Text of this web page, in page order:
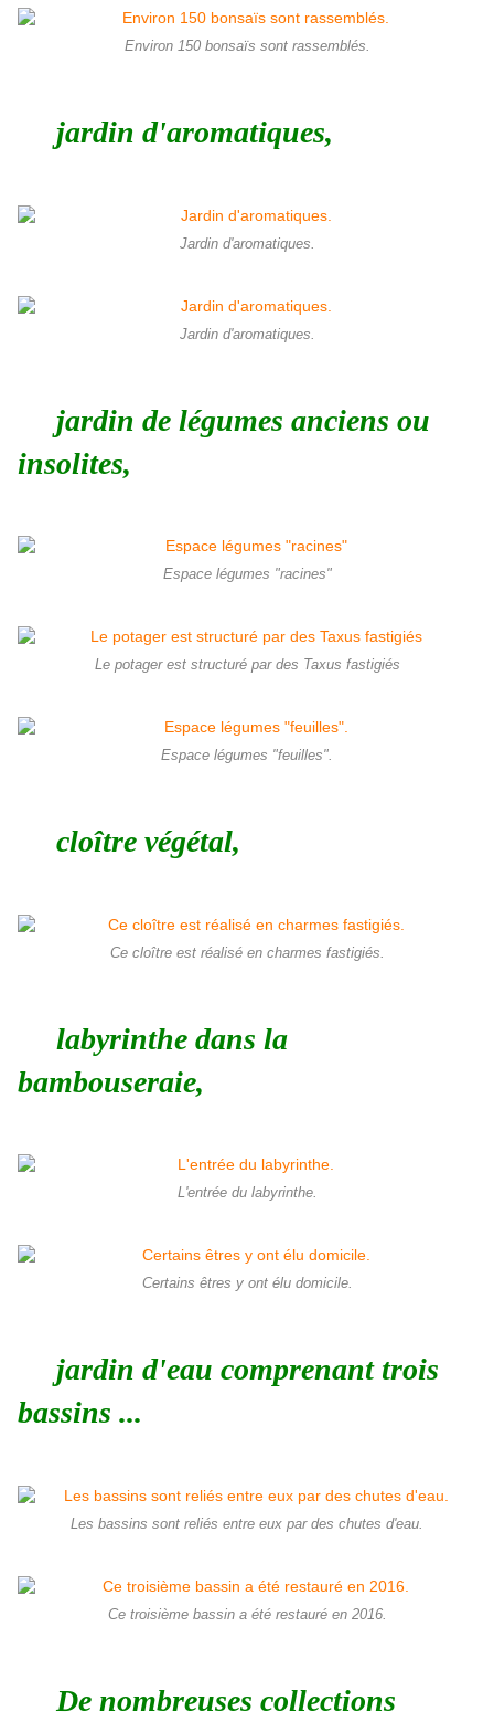
Environ 150 bonsaïs sont rassemblés.
jardin d'aromatiques,
Jardin d'aromatiques.
Jardin d'aromatiques.
jardin de légumes anciens ou
insolites,
Espace légumes "racines"
Le potager est structuré par des Taxus fastigiés
Espace légumes "feuilles".
cloître végétal,
Ce cloître est réalisé en charmes fastigiés.
labyrinthe dans la
bambouseraie,
L'entrée du labyrinthe.
Certains êtres y ont élu domicile.
jardin d'eau comprenant trois
bassins ...
Les bassins sont reliés entre eux par des chutes d'eau.
Ce troisième bassin a été restauré en 2016.
De nombreuses collections